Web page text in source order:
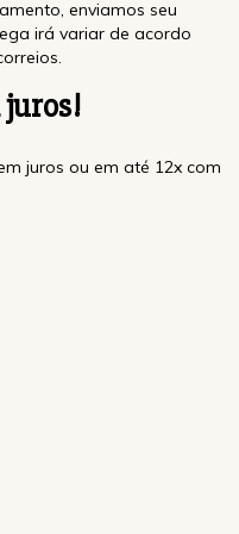
enviamos seu
irá variar de acordo
juros!
juros ou em até 12x com